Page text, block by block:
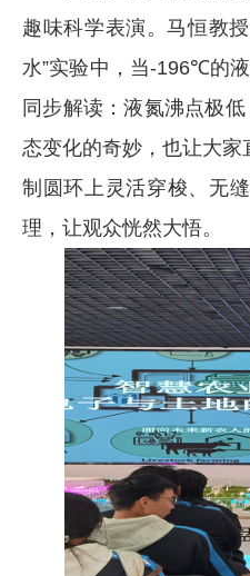
趣味科学表演。马恒教
水”实验中，当-196℃的
同步解读：液氮沸点极
态变化的奇妙，也让大家
制圆环上灵活穿梭、无
理，让观众恍然大悟。